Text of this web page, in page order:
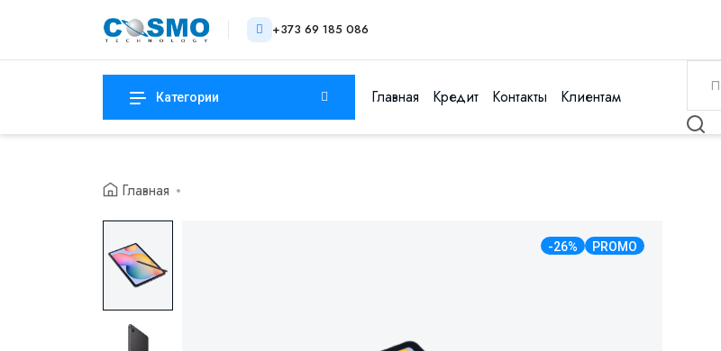
+373 69 185 086
Категории Главная Кредит Контакты Клиентам
Главная
-26% PROMO